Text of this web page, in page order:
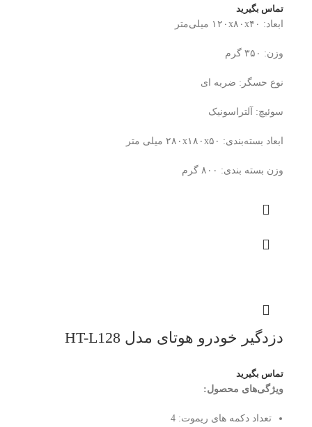
تماس بگیرید
ابعاد: ۱۲۰x۸۰x۴۰ میلی‌متر
وزن: ۳۵۰ گرم
نوع حسگر: ضربه ای
سوئیچ: آلتراسونیک
ابعاد بسته‌بندی: ۲۸۰x۱۸۰x۵۰ میلی متر
وزن بسته بندی: ۸۰۰ گرم
دزدگیر خودرو هوتای مدل HT-L128
تماس بگیرید
ویژگی‌های محصول:
تعداد دکمه های ریموت: 4